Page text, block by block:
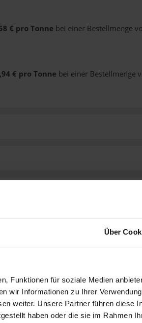
Über
Funktionen für soziale Medien
wir Informationen zu Ihrer
weiter. Unsere Partner führen diese
haben oder die sie im Rahmen
€ pro Tonne bei einer Bestellmenge
€ pro Tonne bei einer Bestellmenge